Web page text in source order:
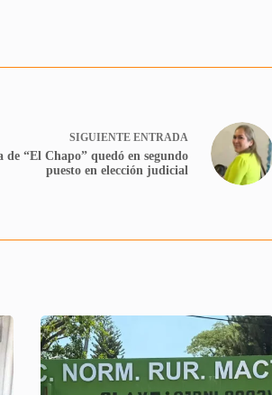
SIGUIENTE ENTRADA
de “El Chapo” quedó en segundo
puesto en elección judicial